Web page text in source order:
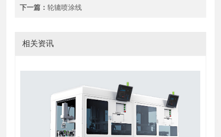
下一篇：轮辘喷涂线
相关资讯